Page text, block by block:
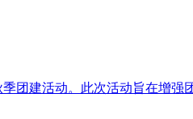
团建活动。此次活动旨在增